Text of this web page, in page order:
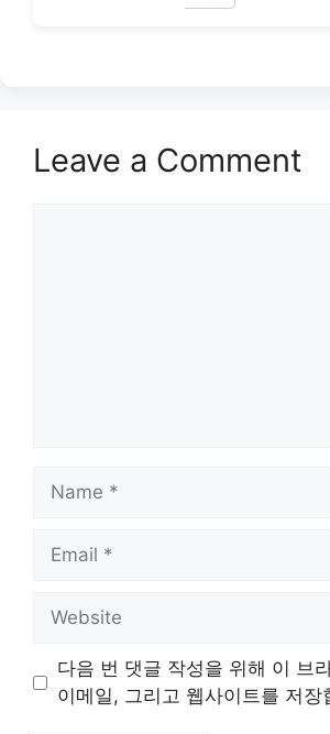
Leave a Comment
Name
Email
Website
다음 번 댓글 작성을 위해 이 브
이메일, 그리고 웹사이트를 저장